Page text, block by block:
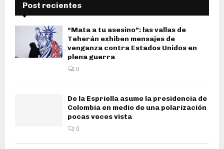
Post recientes
“Mata a tu asesino”: las vallas de
Teherán exhiben mensajes de
venganza contra Estados Unidos en
plena guerra
0
De la Espriella asume la presidencia de
Colombia en medio de una polarización
pocas veces vista
0